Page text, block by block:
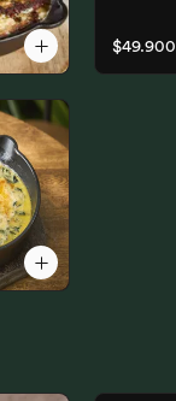
rústico.
$49.900